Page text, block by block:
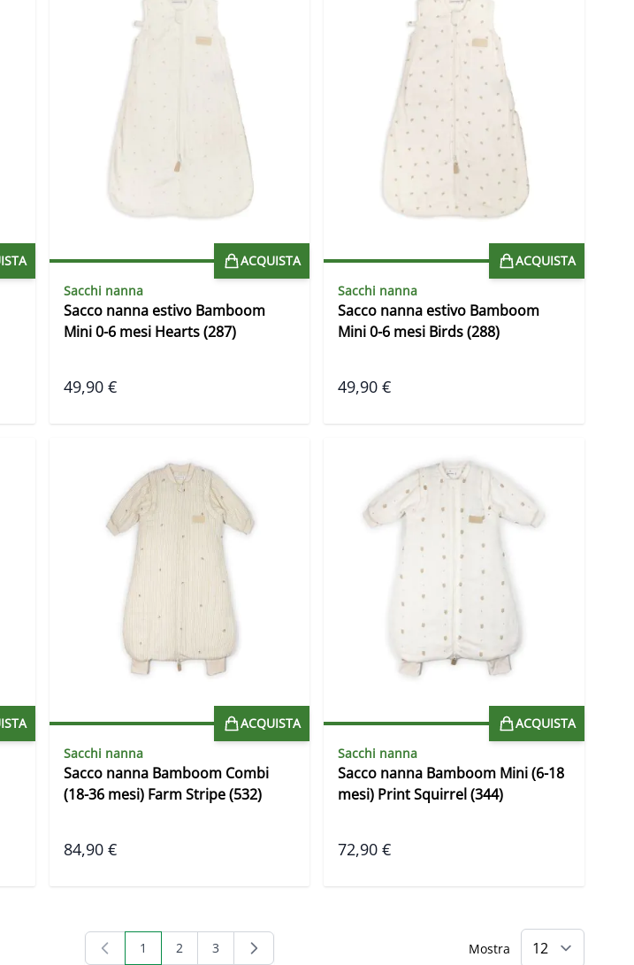
ACQUISTA
Sacchi nanna
Sacco nanna estivo Bamboom
Mini 0-6 mesi Hearts (287)
49,90 €
ACQUISTA
Sacchi nanna
Sacco nanna estivo Bamboom
Mini 0-6 mesi Birds (288)
49,90 €
ACQUISTA
Sacchi nanna
Sacco nanna Bamboom Combi
(18-36 mesi) Farm Stripe (532)
84,90 €
ACQUISTA
Sacchi nanna
Sacco nanna Bamboom Mini (6-18
mesi) Print Squirrel (344)
72,90 €
Attualmente stai leggendo la pagina
1 Pagina
2 Pagina
3 Mostra